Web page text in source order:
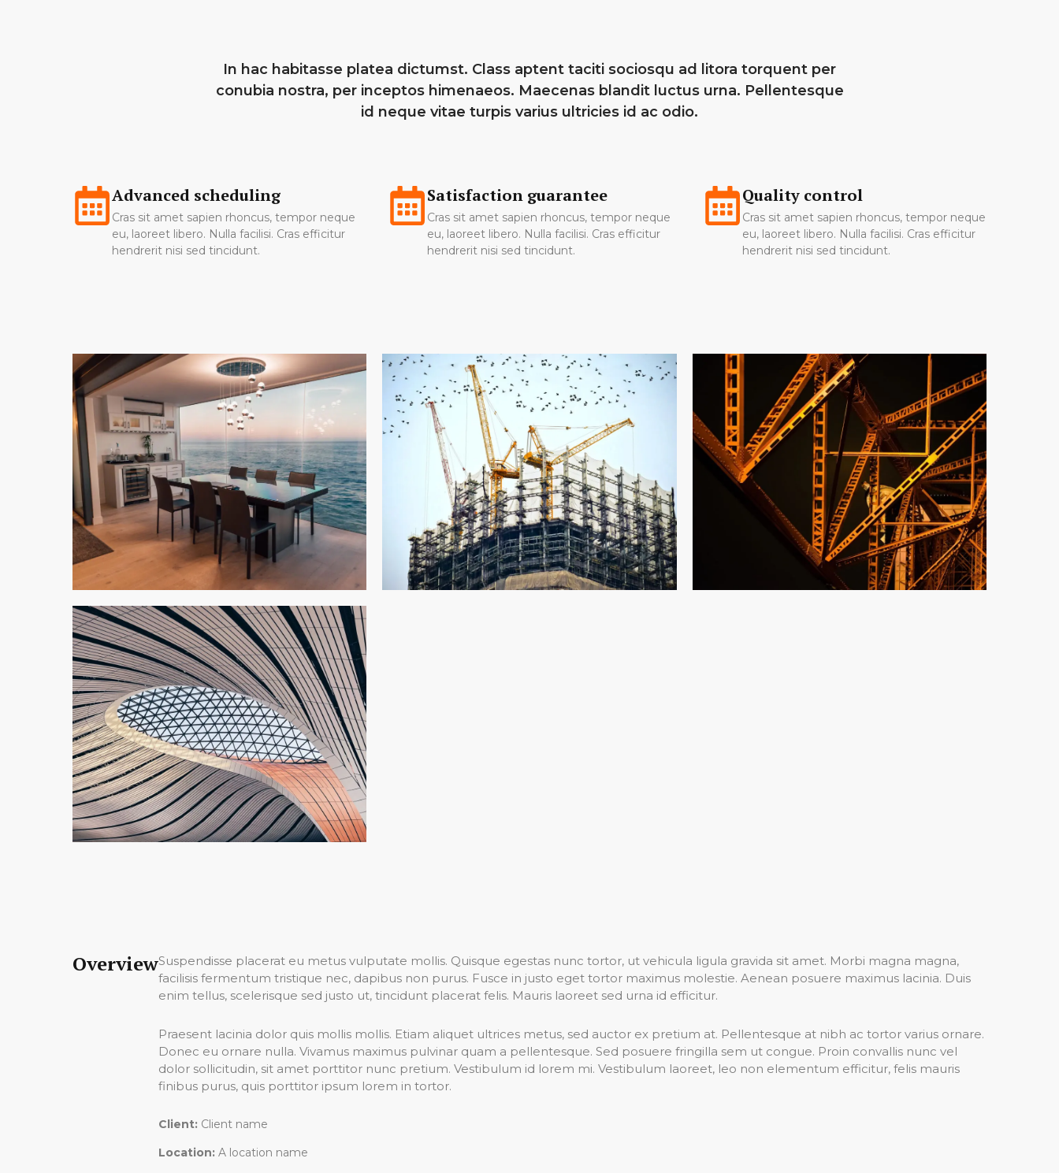
In hac habitasse platea dictumst. Class aptent taciti sociosqu ad litora torquent per
conubia nostra, per inceptos himenaeos. Maecenas blandit luctus urna. Pellentesque
id neque vitae turpis varius ultricies id ac odio.
Advanced scheduling
Cras sit amet sapien rhoncus, tempor neque
eu, laoreet libero. Nulla facilisi. Cras efficitur
hendrerit nisi sed tincidunt.
Satisfaction guarantee
Cras sit amet sapien rhoncus, tempor neque
eu, laoreet libero. Nulla facilisi. Cras efficitur
hendrerit nisi sed tincidunt.
Quality control
Cras sit amet sapien rhoncus, tempor neque
eu, laoreet libero. Nulla facilisi. Cras efficitur
hendrerit nisi sed tincidunt.
OverviewSuspendisse placerat eu metus vulputate mollis. Quisque egestas nunc tortor, ut vehicula ligula gravida sit amet. Morbi magna magna,
facilisis fermentum tristique nec, dapibus non purus. Fusce in justo eget tortor maximus molestie. Aenean posuere maximus lacinia. Duis
enim tellus, scelerisque sed justo ut, tincidunt placerat felis. Mauris laoreet sed urna id efficitur.
Praesent lacinia dolor quis mollis mollis. Etiam aliquet ultrices metus, sed auctor ex pretium at. Pellentesque at nibh ac tortor varius ornare.
Donec eu ornare nulla. Vivamus maximus pulvinar quam a pellentesque. Sed posuere fringilla sem ut congue. Proin convallis nunc vel
dolor sollicitudin, sit amet porttitor nunc pretium. Vestibulum id lorem mi. Vestibulum laoreet, leo non elementum efficitur, felis mauris
finibus purus, quis porttitor ipsum lorem in tortor.
Client: Client name
Location: A location name